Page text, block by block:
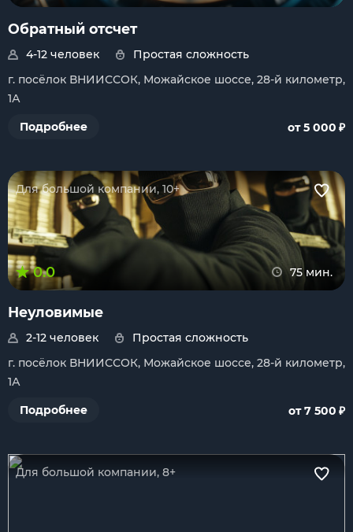
Обратный отсчет
4-12 человек
Простая сложность
г. посёлок ВНИИССОК, Можайское шоссе, 28-й километр,
1А
Подробнее
от 5 000 ₽
Для большой компании, 10+
0.0 75 мин.
Неуловимые
2-12 человек
Простая сложность
г. посёлок ВНИИССОК, Можайское шоссе, 28-й километр,
1А
Подробнее
от 7 500 ₽
Для большой компании, 8+